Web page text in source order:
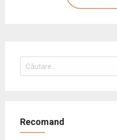
Caută
după:
Recomand